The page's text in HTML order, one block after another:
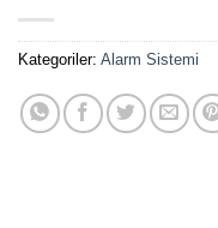
Kategoriler: Alarm Sistemi